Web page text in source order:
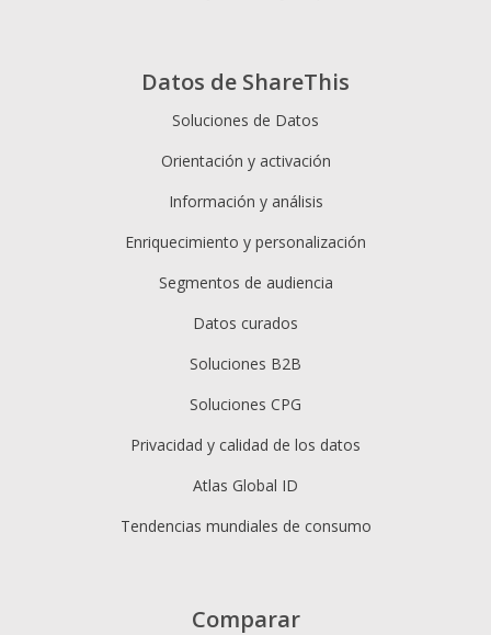
Datos de ShareThis
Soluciones de Datos
Orientación y activación
Información y análisis
Enriquecimiento y personalización
Segmentos de audiencia
Datos curados
Soluciones B2B
Soluciones CPG
Privacidad y calidad de los datos
Atlas Global ID
Tendencias mundiales de consumo
Comparar